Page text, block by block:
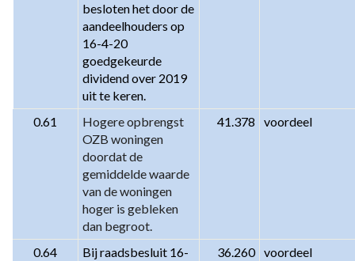
besloten het door de
aandeelhouders op
16-4-20
goedgekeurde
dividend over 2019
uit te keren.
0.61
Hogere opbrengst
OZB woningen
doordat de
gemiddelde waarde
van de woningen
hoger is gebleken
dan begroot.
41.378 voordeel
0.64
Bij raadsbesluit 16-
36.260 voordeel